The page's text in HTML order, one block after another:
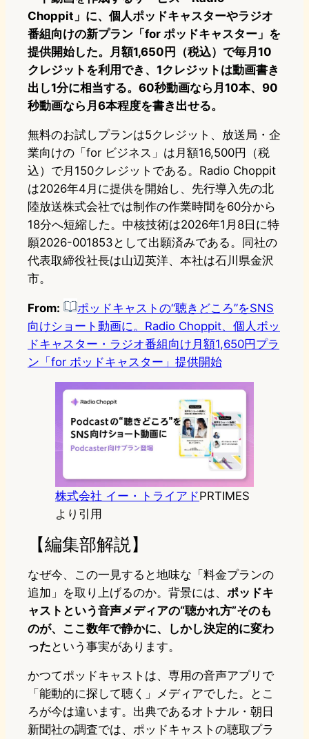
Choppit」に、個人ポッドキャスターやラジオ
番組向けの新プラン「for ポッドキャスター」を
提供開始した。月額1,650円（税込）で毎月10
クレジットを利用でき、1クレジットは動画書き
出し1分に相当する。60秒動画なら月10本、90
秒動画なら月6本程度を書き出せる。
無料のお試しプランは5クレジット、放送局・企
業向けの「for ビジネス」は月額16,500円（税
込）で月150クレジットである。Radio Choppit
は2026年4月に提供を開始し、先行導入先の北
陸放送株式会社では制作の作業時間を60分から
18分へ短縮した。中核技術は2026年1月8日に特
願2026-001853として出願済みである。同社の
代表取締役社長は山辺英洋、本社は石川県金沢
市。
From:
ポッドキャストの“聴きどころ”をSNS
向けショート動画に。Radio Choppit、個人ポッ
ドキャスター・ラジオ番組向け月額1,650円プラ
ン「for ポッドキャスター」提供開始
株式会社 イー・トライアドPRTIMES
より引用
【編集部解説】
なぜ今、この一見すると地味な「料金プランの
追加」を取り上げるのか。背景には、 ポッドキ
ャストという音声メディアの“聴かれ方”そのも
のが、ここ数年で静かに、しかし決定的に変わ
った という事実があります。
かつてポッドキャストは、専用の音声アプリで
「能動的に探して聴く」メディアでした。とこ
ろが今は違います。出典であるオトナル・朝日
新聞社の調査では、ポッドキャストの聴取プラ